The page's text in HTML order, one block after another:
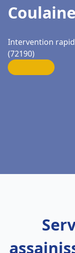
Intervention
(72190)